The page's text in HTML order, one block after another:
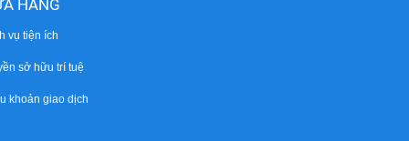
HÀNG
vụ tiện ích
sở hữu trí tuệ
khoản giao dịch